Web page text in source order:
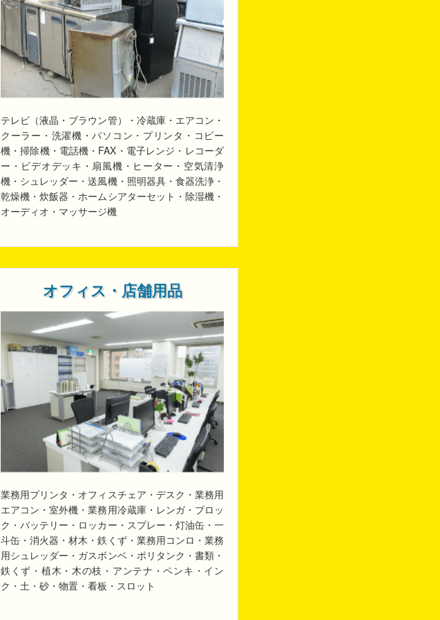
テレビ（液晶・ブラウン管）・冷蔵庫・エアコン・
クーラー・洗濯機・パソコン・プリンタ・コピー
機・掃除機・電話機・FAX・電子レンジ・レコーダ
ー・ビデオデッキ・扇風機・ヒーター・空気清浄
機・シュレッダー・送風機・照明器具・食器洗浄・
乾燥機・炊飯器・ホームシアターセット・除湿機・
オーディオ・マッサージ機
オフィス・店舗用品
業務用プリンタ・オフィスチェア・デスク・業務用
エアコン・室外機・業務用冷蔵庫・レンガ・ブロッ
ク・バッテリー・ロッカー・スプレー・灯油缶・一
斗缶・消火器・材木・鉄くず・業務用コンロ・業務
用シュレッダー・ガスボンベ・ポリタンク・書類・
鉄くず・植木・木の枝・アンテナ・ペンキ・イン
ク・土・砂・物置・看板・スロット